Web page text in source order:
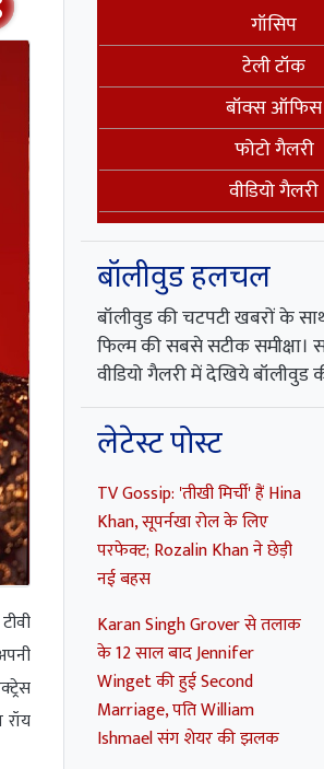
गॉसिप
टेली टॉक
बॉक्स ऑफिस
फोटो गैलरी
वीडियो गैलरी
बॉलीवुड हलचल
बॉलीवुड की चटपटी खबरों के
फिल्म की सबसे सटीक समीक्षा।
वीडियो गैलरी में देखिये
लेटेस्ट पोस्ट
TV Gossip: 'तीखी मिर्ची' हैं Hina
Khan, सूपर्नखा रोल के लिए
परफेक्ट; Rozalin Khan ने छेड़ी
नई बहस
Karan Singh Grover से तलाक
के 12 साल बाद Jennifer
Winget की हुई Second
Marriage, पति William
Ishmael संग शेयर की झलक